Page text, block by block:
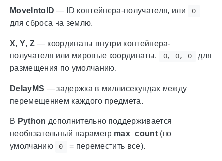
MoveIntoID — ID контейнера-получателя, или 0
для сброса на землю.
X,Y,Z — координаты внутри контейнера-
получателя или мировые координаты.
0, 0, 0
для
размещения по умолчанию.
DelayMS — задержка в миллисекундах между
перемещением каждого предмета.
В Python дополнительно поддерживается
необязательный параметр max_count(по
умолчанию
0 = переместить все).